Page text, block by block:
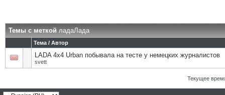
Темы с меткойладаЛада
Тема / Автор
LADA 4x4 Urban побывала на тесте у немецких журналистов
svett
Текущее